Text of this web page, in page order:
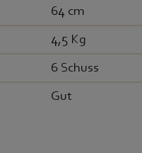
64 cm
4,5 Kg
6 Schuss
Gut